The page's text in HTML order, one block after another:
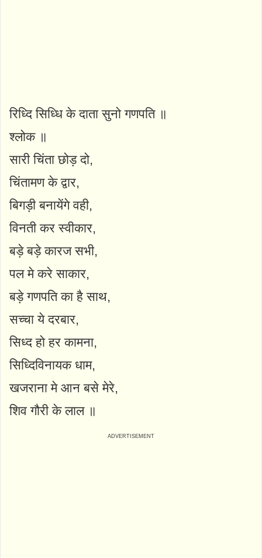
रिध्दि सिध्धि के दाता सुनो गणपति ॥
श्लोक ॥
सारी चिंता छोड़ दो,
चिंतामण के द्वार,
बिगड़ी बनायेंगे वही,
विनती कर स्वीकार,
बड़े बड़े कारज सभी,
पल मे करे साकार,
बड़े गणपति का है साथ,
सच्चा ये दरबार,
सिध्द हो हर कामना,
सिध्दिविनायक धाम,
खजराना मे आन बसे मेरे,
शिव गौरी के लाल ॥